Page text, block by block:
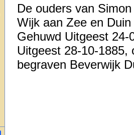
De ouders van
Wijk aan Zee en
Gehuwd Uitgeest 24-
Uitgeest 28-10-1885,
begraven Beverwijk